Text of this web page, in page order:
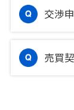
交渉
売買